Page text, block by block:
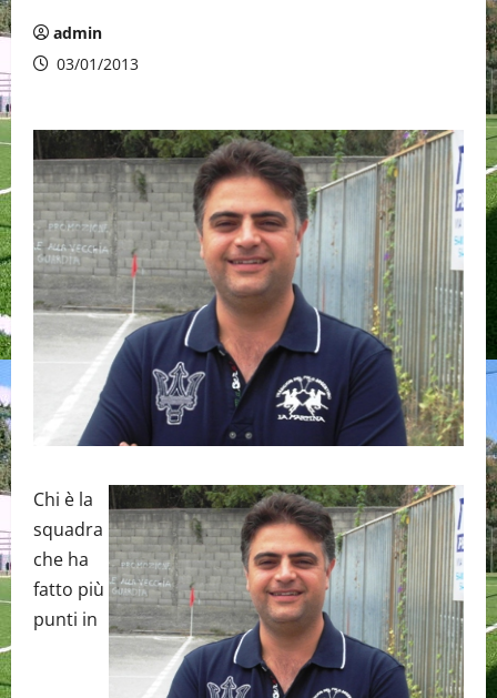
admin
03/01/2013
Chi è la
squadra
che ha
fatto più
punti in